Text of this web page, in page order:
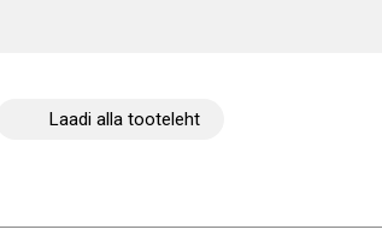
Laadi alla tooteleht